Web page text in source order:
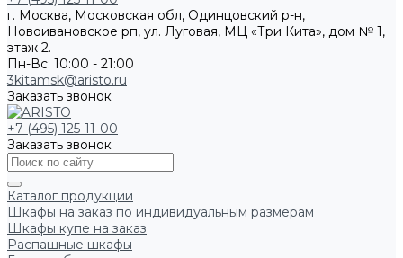
г. Москва, Московская обл, Одинцовский р-н,
Новоивановское рп, ул. Луговая, МЦ «Три Кита», дом № 1,
этаж 2.
Пн-Вс: 10:00 - 21:00
3kitamsk@aristo.ru
Заказать звонок
+7 (495) 125-11-00
Заказать звонок
Каталог продукции
Шкафы на заказ по индивидуальным размерам
Шкафы купе на заказ
Распашные шкафы